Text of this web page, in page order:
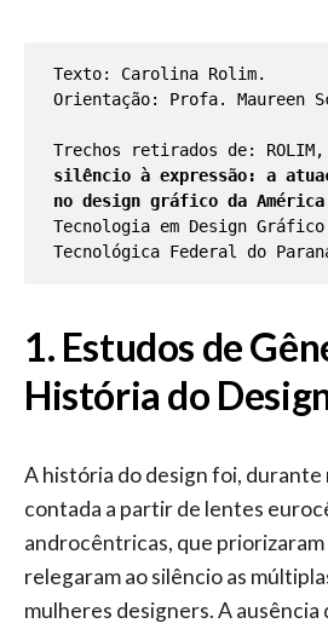
Texto: Carolina Rolim.
Orientação: Profa. Maureen
Trechos retirados de:
silêncio à expressão: a
no design gráfico da
Tecnologia em Design
1. Estudos de
História do
A história do design foi,
contada a partir de lentes
androcêntricas, que priorizaram
relegaram ao silêncio as
mulheres designers. A ausência